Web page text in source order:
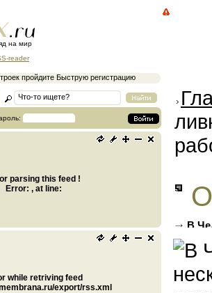
на мир
пройдите Быструю регистрацию
reader
parsing this feed !
Error: , at line:
while retriving feed
export/rss.xml
В